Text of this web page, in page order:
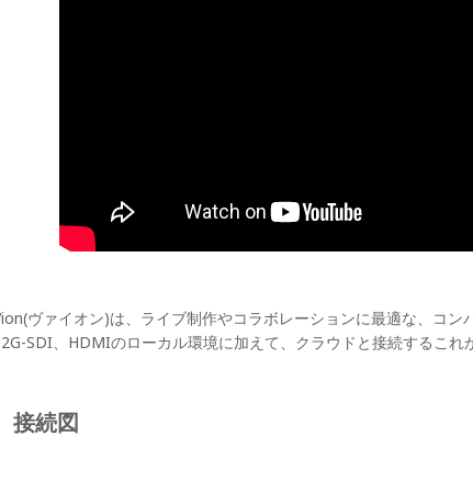
ヴァイオン)は、ライブ制作やコラボレーションに最適な、コ
SDI、HDMIのローカル環境に加えて、クラウドと接続するこれ
接続図